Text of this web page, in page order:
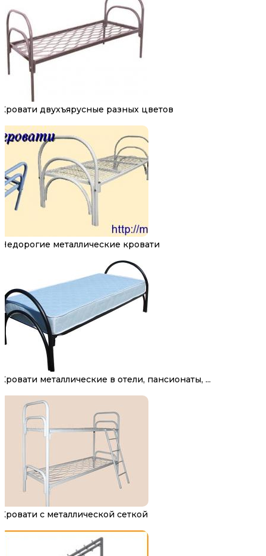
Кровати двухъярусные разных цветов
Недорогие металлические кровати
Кровати металлические в отели, пансионаты, ...
Кровати с металлической сеткой